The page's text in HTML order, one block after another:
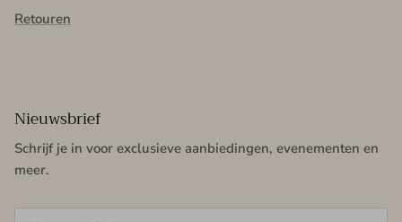
Retouren
Nieuwsbrief
Schrijf je in voor exclusieve aanbiedingen, evenementen en
meer.